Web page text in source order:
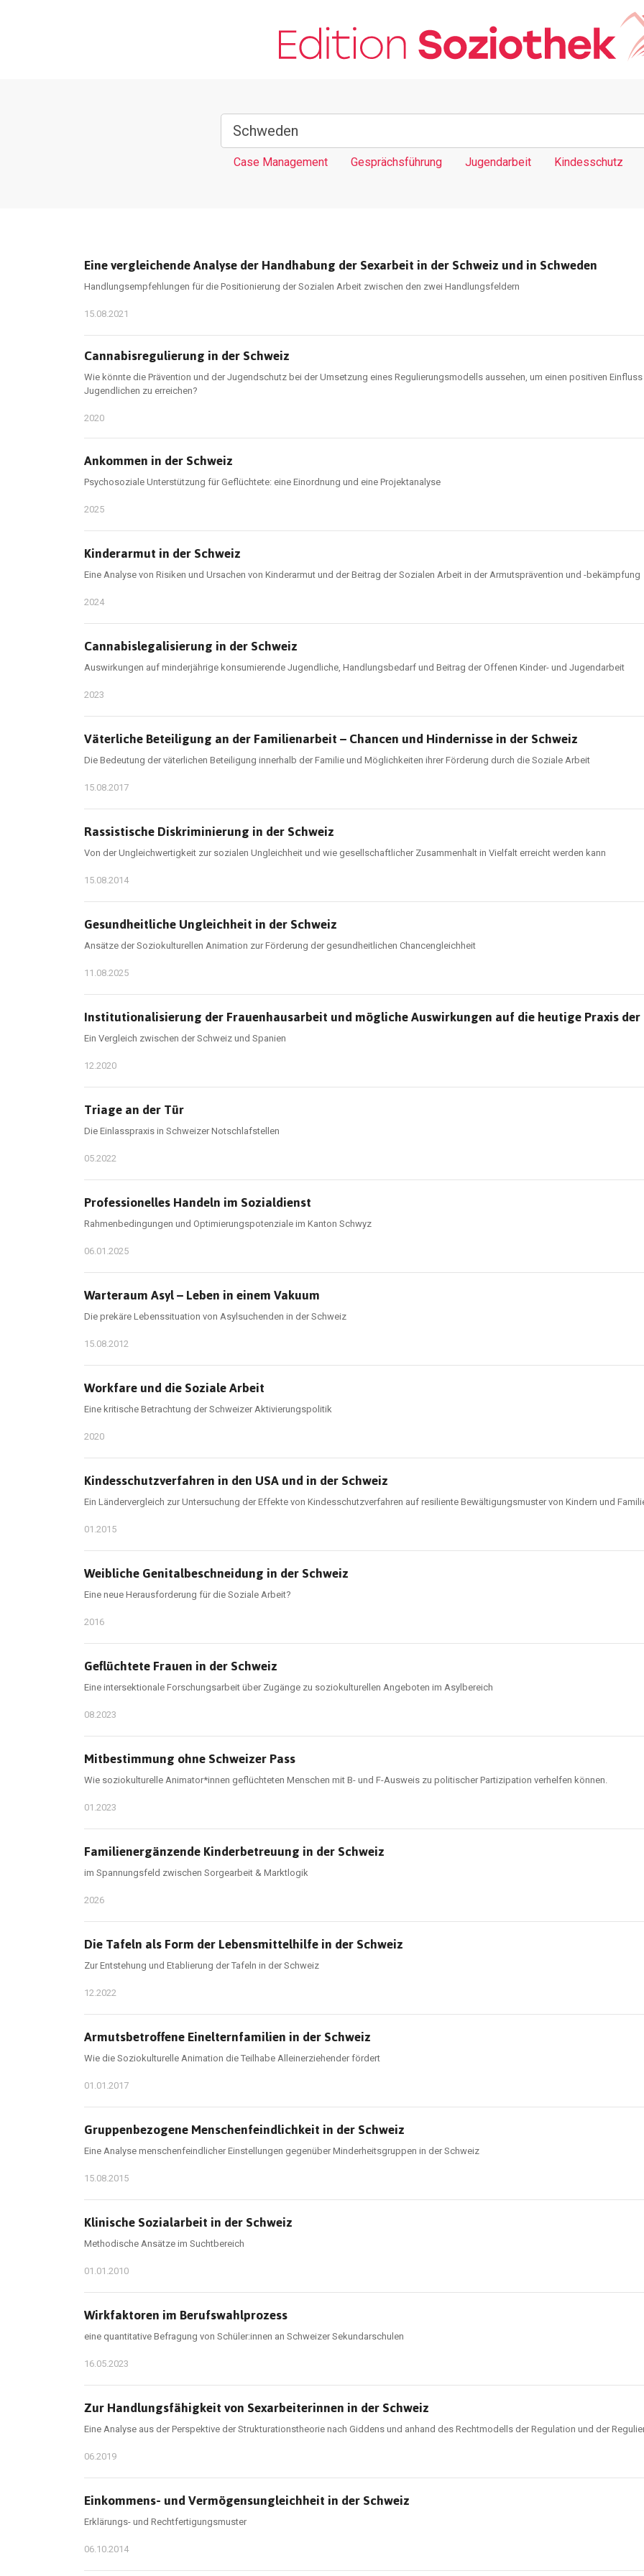
Case Management Gesprächsführung Jugendarbeit Kindesschutz
Eine vergleichende Analyse der Handhabung der Sexarbeit in der Schweiz und in Schweden
Handlungsempfehlungen für die Positionierung der Sozialen Arbeit zwischen den zwei Handlungsfeldern
15.08.2021
Cannabisregulierung in der Schweiz
Wie könnte die Prävention und der Jugendschutz bei der Umsetzung eines Regulierungsmodells aussehen, um einen positiven
Jugendlichen zu erreichen?
2020
Ankommen in der Schweiz
Psychosoziale Unterstützung für Geflüchtete: eine Einordnung und eine Projektanalyse
2025
Kinderarmut in der Schweiz
Eine Analyse von Risiken und Ursachen von Kinderarmut und der Beitrag der Sozialen Arbeit in der Armutsprävention und -bekämpfung
2024
Cannabislegalisierung in der Schweiz
Auswirkungen auf minderjährige konsumierende Jugendliche, Handlungsbedarf und Beitrag der Offenen Kinder- und Jugendarbeit
2023
Väterliche Beteiligung an der Familienarbeit – Chancen und Hindernisse in der Schweiz
Die Bedeutung der väterlichen Beteiligung innerhalb der Familie und Möglichkeiten ihrer Förderung durch die Soziale Arbeit
15.08.2017
Rassistische Diskriminierung in der Schweiz
Von der Ungleichwertigkeit zur sozialen Ungleichheit und wie gesellschaftlicher Zusammenhalt in Vielfalt erreicht werden kann
15.08.2014
Gesundheitliche Ungleichheit in der Schweiz
Ansätze der Soziokulturellen Animation zur Förderung der gesundheitlichen Chancengleichheit
11.08.2025
Institutionalisierung der Frauenhausarbeit und mögliche Auswirkungen auf die heutige Praxis
Ein Vergleich zwischen der Schweiz und Spanien
12.2020
Triage an der Tür
Die Einlasspraxis in Schweizer Notschlafstellen
05.2022
Professionelles Handeln im Sozialdienst
Rahmenbedingungen und Optimierungspotenziale im Kanton Schwyz
06.01.2025
Warteraum Asyl – Leben in einem Vakuum
Die prekäre Lebenssituation von Asylsuchenden in der Schweiz
15.08.2012
Workfare und die Soziale Arbeit
Eine kritische Betrachtung der Schweizer Aktivierungspolitik
2020
Kindesschutzverfahren in den USA und in der Schweiz
Ein Ländervergleich zur Untersuchung der Effekte von Kindesschutzverfahren auf resiliente Bewältigungsmuster von Kindern und
01.2015
Weibliche Genitalbeschneidung in der Schweiz
Eine neue Herausforderung für die Soziale Arbeit?
2016
Geflüchtete Frauen in der Schweiz
Eine intersektionale Forschungsarbeit über Zugänge zu soziokulturellen Angeboten im Asylbereich
08.2023
Mitbestimmung ohne Schweizer Pass
Wie soziokulturelle Animator*innen geflüchteten Menschen mit B- und F-Ausweis zu politischer Partizipation verhelfen können.
01.2023
Familienergänzende Kinderbetreuung in der Schweiz
im Spannungsfeld zwischen Sorgearbeit & Marktlogik
2026
Die Tafeln als Form der Lebensmittelhilfe in der Schweiz
Zur Entstehung und Etablierung der Tafeln in der Schweiz
12.2022
Armutsbetroffene Einelternfamilien in der Schweiz
Wie die Soziokulturelle Animation die Teilhabe Alleinerziehender fördert
01.01.2017
Gruppenbezogene Menschenfeindlichkeit in der Schweiz
Eine Analyse menschenfeindlicher Einstellungen gegenüber Minderheitsgruppen in der Schweiz
15.08.2015
Klinische Sozialarbeit in der Schweiz
Methodische Ansätze im Suchtbereich
01.01.2010
Wirkfaktoren im Berufswahlprozess
eine quantitative Befragung von Schüler:innen an Schweizer Sekundarschulen
16.05.2023
Zur Handlungsfähigkeit von Sexarbeiterinnen in der Schweiz
Eine Analyse aus der Perspektive der Strukturationstheorie nach Giddens und anhand des Rechtmodells der Regulation und der
06.2019
Einkommens- und Vermögensungleichheit in der Schweiz
Erklärungs- und Rechtfertigungsmuster
06.10.2014